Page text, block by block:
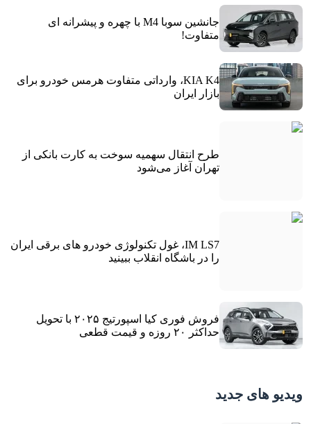
جانشین سوبا M4 با چهره و پیشرانه ای
متفاوت!
KIA K4، وارداتی متفاوت هرمس خودرو برای
بازار ایران
طرح انتقال سهمیه سوخت به کارت بانکی از
تهران آغاز می‌شود
IM LS7، غول تکنولوژی خودرو های برقی ایران
را در باشگاه انقلاب ببینید
فروش فوری کیا اسپورتیج ۲۰۲۵ با تحویل
حداکثر ۲۰ روزه و قیمت قطعی
ویدیو های جدید